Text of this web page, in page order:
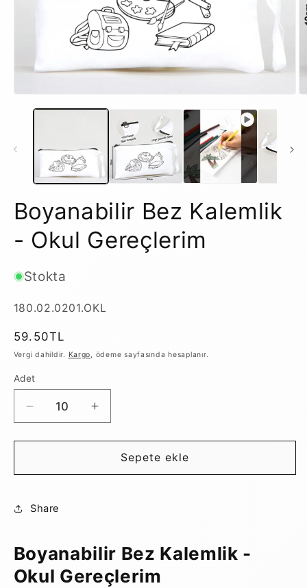
Boyanabilir Bez Kalemlik
- Okul Gereçlerim
Stokta
SKU:
180.02.0201.OKL
Normal
fiyat
59.50TL
Vergi dahildir. Kargo, ödeme sayfasında hesaplanır.
Adet
Boyanabilir
Bez
Kalemlik
Okul
için
Boyanabilir
Bez
Kalemlik
Okul
Sepete ekle
Share
Boyanabilir Bez Kalemlik -
Okul Gereçlerim